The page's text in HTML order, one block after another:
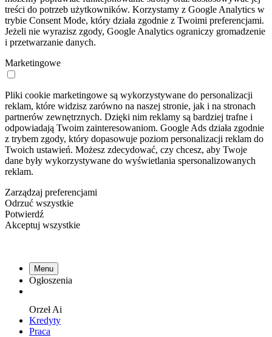
treści do potrzeb użytkowników. Korzystamy z Google Analytics w
trybie Consent Mode, który działa zgodnie z Twoimi preferencjami.
Jeżeli nie wyrazisz zgody, Google Analytics ograniczy gromadzenie
i przetwarzanie danych.
Marketingowe
Pliki cookie marketingowe są wykorzystywane do personalizacji
reklam, które widzisz zarówno na naszej stronie, jak i na stronach
partnerów zewnętrznych. Dzięki nim reklamy są bardziej trafne i
odpowiadają Twoim zainteresowaniom. Google Ads działa zgodnie
z trybem zgody, który dopasowuje poziom personalizacji reklam do
Twoich ustawień. Możesz zdecydować, czy chcesz, aby Twoje
dane były wykorzystywane do wyświetlania spersonalizowanych
reklam.
Zarządzaj preferencjami
Odrzuć wszystkie
Potwierdź
Akceptuj wszystkie
Menu
Ogłoszenia
OrzełAi
Kredyty
Praca